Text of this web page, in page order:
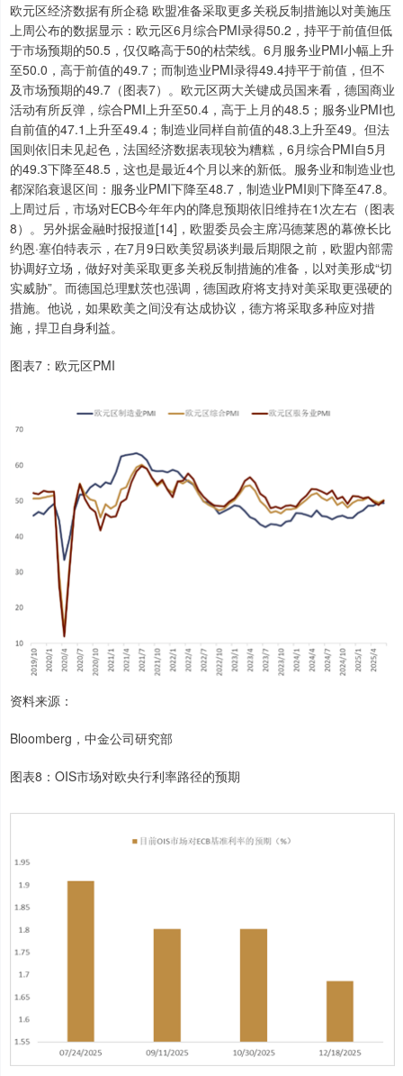
欧元区经济数据有所企稳 欧盟准备采取更多关税反制措施以对美施压
上周公布的数据显示：欧元区6月综合PMI录得50.2，持平于前值但低
于市场预期的50.5，仅仅略高于50的枯荣线。6月服务业PMI小幅上升
至50.0，高于前值的49.7；而制造业PMI录得49.4持平于前值，但不
及市场预期的49.7（图表7）。欧元区两大关键成员国来看，德国商业
活动有所反弹，综合PMI上升至50.4，高于上月的48.5；服务业PMI也
自前值的47.1上升至49.4；制造业同样自前值的48.3上升至49。但法
国则依旧未见起色，法国经济数据表现较为糟糕，6月综合PMI自5月
的49.3下降至48.5，这也是最近4个月以来的新低。服务业和制造业也
都深陷衰退区间：服务业PMI下降至48.7，制造业PMI则下降至47.8。
上周过后，市场对ECB今年年内的降息预期依旧维持在1次左右（图表
8）。另外据金融时报报道[14]，欧盟委员会主席冯德莱恩的幕僚长比
约恩·塞伯特表示，在7月9日欧美贸易谈判最后期限之前，欧盟内部需
协调好立场，做好对美采取更多关税反制措施的准备，以对美形成“切
实威胁”。而德国总理默茨也强调，德国政府将支持对美采取更强硬的
措施。他说，如果欧美之间没有达成协议，德方将采取多种应对措
施，捍卫自身利益。
图表7：欧元区PMI
资料来源：
Bloomberg，中金公司研究部
图表8：OIS市场对欧央行利率路径的预期